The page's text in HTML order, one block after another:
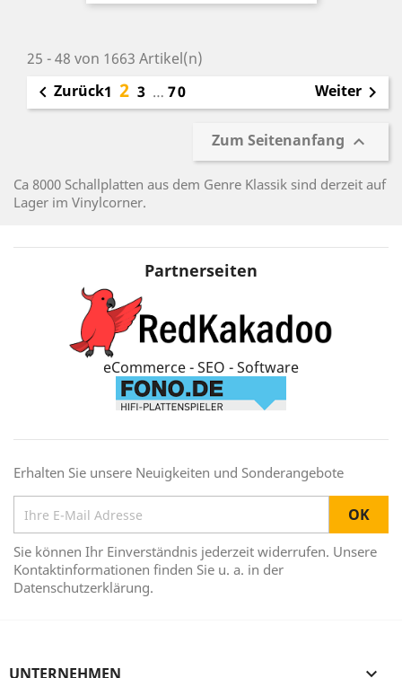
25 - 48 von 1663 Artikel(n)
 Zurück1 2 3 … 70 Weiter 
Zum Seitenanfang 
Ca 8000 Schallplatten aus dem Genre Klassik sind derzeit auf
Lager im Vinylcorner.
Partnerseiten
eCommerce - SEO - Software
Erhalten Sie unsere Neuigkeiten und Sonderangebote
Sie können Ihr Einverständnis jederzeit widerrufen. Unsere
Kontaktinformationen finden Sie u. a. in der
Datenschutzerklärung.
UNTERNEHMEN